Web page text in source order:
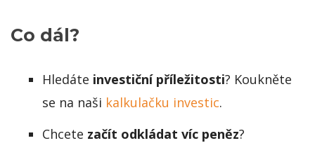
Co dál?
Hledáte investiční příležitosti? Koukněte
se na naši kalkulačku investic.
Chcete začít odkládat víc peněz?